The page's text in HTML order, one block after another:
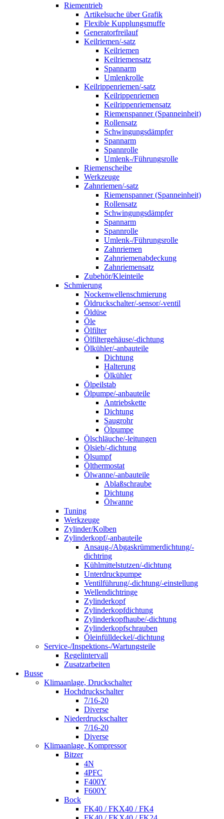
Riementrieb
Artikelsuche über Grafik
Flexible Kupplungsmuffe
Generatorfreilauf
Keilriemen/-satz
Keilriemen
Keilriemensatz
Spannarm
Umlenkrolle
Keilrippenriemen/-satz
Keilrippenriemen
Keilrippenriemensatz
Riemenspanner (Spanneinheit)
Rollensatz
Schwingungsdämpfer
Spannarm
Spannrolle
Umlenk-/Führungsrolle
Riemenscheibe
Werkzeuge
Zahnriemen/-satz
Riemenspanner (Spanneinheit)
Rollensatz
Schwingungsdämpfer
Spannarm
Spannrolle
Umlenk-/Führungsrolle
Zahnriemen
Zahnriemenabdeckung
Zahnriemensatz
Zubehör/Kleinteile
Schmierung
Nockenwellenschmierung
Öldruckschalter/-sensor/-ventil
Öldüse
Öle
Ölfilter
Ölfiltergehäuse/-dichtung
Ölkühler/-anbauteile
Dichtung
Halterung
Ölkühler
Ölpeilstab
Ölpumpe/-anbauteile
Antriebskette
Dichtung
Saugrohr
Ölpumpe
Ölschläuche/-leitungen
Ölsieb/-dichtung
Ölsumpf
Ölthermostat
Ölwanne/-anbauteile
Ablaßschraube
Dichtung
Ölwanne
Tuning
Werkzeuge
Zylinder/Kolben
Zylinderkopf/-anbauteile
Ansaug-/Abgaskrümmerdichtung/-
dichtring
Kühlmittelstutzen/-dichtung
Unterdruckpumpe
Ventilführung/-dichtung/-einstellung
Wellendichtringe
Zylinderkopf
Zylinderkopfdichtung
Zylinderkopfhaube/-dichtung
Zylinderkopfschrauben
Öleinfülldeckel/-dichtung
Service-/Inspektions-/Wartungsteile
Regelintervall
Zusatzarbeiten
Busse
Klimaanlage, Druckschalter
Hochdruckschalter
7/16-20
Diverse
Niederdruckschalter
7/16-20
Diverse
Klimaanlage, Kompressor
Bitzer
4N
4PFC
F400Y
F600Y
Bock
FK40 / FKX40 / FK4